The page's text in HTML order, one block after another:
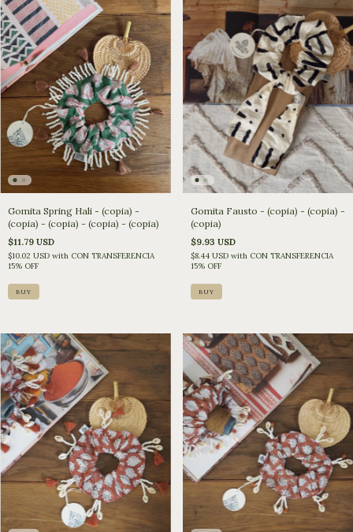
Gomita Spring Hali - (copia) -
(copia) - (copia) - (copia) - (copia)
$11.79 USD
$10.02 USD with CON TRANSFERENCIA
15% OFF
Gomita Fausto - (copia) - (copia) -
(copia)
$9.93 USD
$8.44 USD with CON TRANSFERENCIA
15% OFF